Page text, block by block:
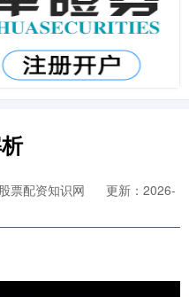
票配资知识网
更新：2026-